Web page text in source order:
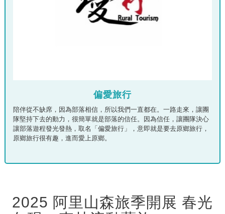
偏愛旅行
陪伴從不缺席，因為部落相信，所以我們一直都在。一路走來，讓團
隊堅持下去的動力，很簡單就是部落的信任。因為信任，讓團隊決心
讓部落遊程發光發熱，取名「偏愛旅行」，意即就是要去原鄉旅行，
原鄉旅行很有趣，進而愛上原鄉。
2025 阿里山森旅季開展 春光